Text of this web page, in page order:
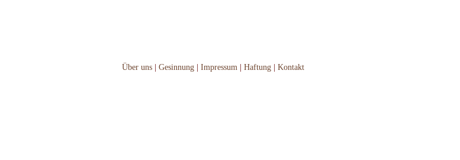
Über uns Gesinnung Impressum Haftung Kontakt